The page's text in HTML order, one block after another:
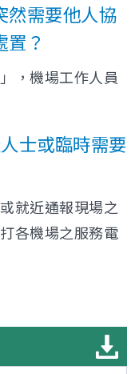
然需要他人協
？
，機場工作人員
士或臨時需要
就近通報現場之
各機場之服務電